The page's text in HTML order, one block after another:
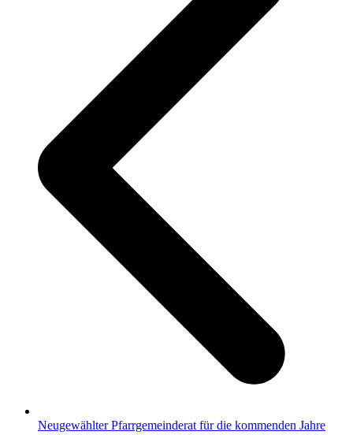
Neugewählter Pfarrgemeinderat für die kommenden Jahre